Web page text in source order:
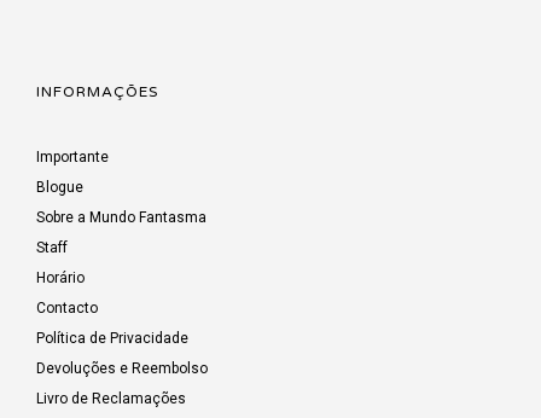
INFORMAÇÕES
Importante
Blogue
Sobre a Mundo Fantasma
Staff
Horário
Contacto
Política de Privacidade
Devoluções e Reembolso
Livro de Reclamações